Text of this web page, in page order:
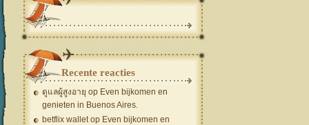
Recente reacties
ดูแลผู้สูงอายุ op Even bijkomen en
genieten in Buenos Aires.
betflix walletop Even bijkomen en